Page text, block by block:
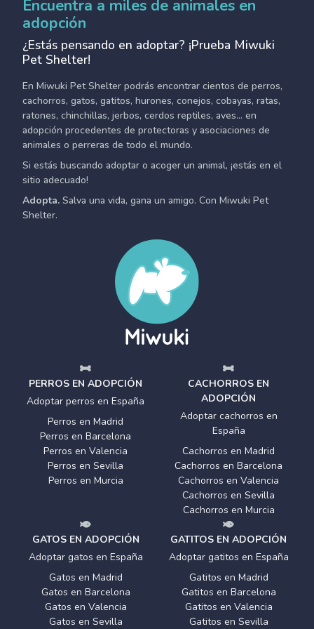
Encuentra a miles de animales en
adopción
¿Estás pensando en adoptar? ¡Prueba Miwuki
Pet Shelter!
En Miwuki Pet Shelter podrás encontrar cientos de perros,
cachorros, gatos, gatitos, hurones, conejos, cobayas, ratas,
ratones, chinchillas, jerbos, cerdos reptiles, aves... en
adopción procedentes de protectoras y asociaciones de
animales o perreras de todo el mundo.
Si estás buscando adoptar o acoger un animal, ¡estás en el
sitio adecuado!
Adopta. Salva una vida, gana un amigo. Con Miwuki Pet
Shelter.
PERROS EN ADOPCIÓN
Adoptar perros en España
Perros en Madrid
Perros en Barcelona
Perros en Valencia
Perros en Sevilla
Perros en Murcia
CACHORROS EN
ADOPCIÓN
Adoptar cachorros en
España
Cachorros en Madrid
Cachorros en Barcelona
Cachorros en Valencia
Cachorros en Sevilla
Cachorros en Murcia
GATOS EN ADOPCIÓN
Adoptar gatos en España
Gatos en Madrid
Gatos en Barcelona
Gatos en Valencia
Gatos en Sevilla
GATITOS EN ADOPCIÓN
Adoptar gatitos en España
Gatitos en Madrid
Gatitos en Barcelona
Gatitos en Valencia
Gatitos en Sevilla